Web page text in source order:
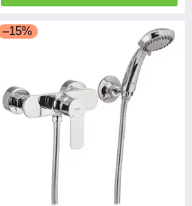
–15%